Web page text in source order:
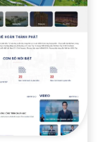
MẪU
DEMO